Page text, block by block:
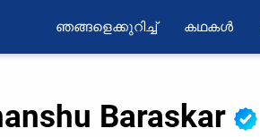
ഞങ്ങളെക്കുറിച്ച് കഥകൾ
Baraskar